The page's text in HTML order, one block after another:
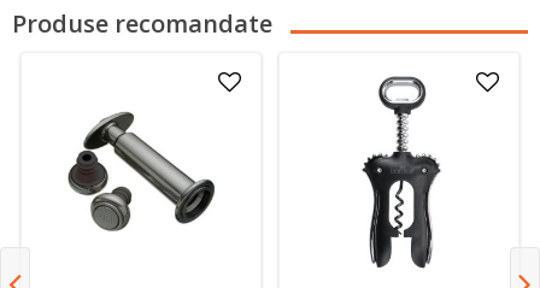
Produse recomandate